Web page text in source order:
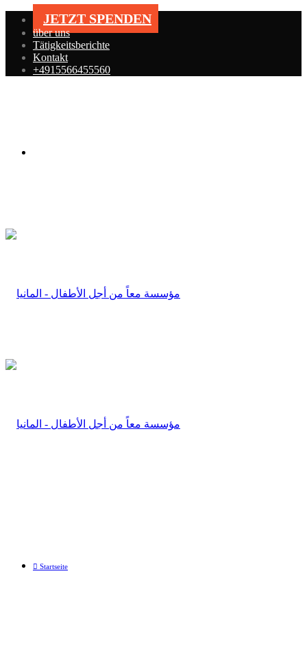
JETZT SPENDEN
über uns
Tätigkeitsberichte
Kontakt
+4915566455560
Startseite